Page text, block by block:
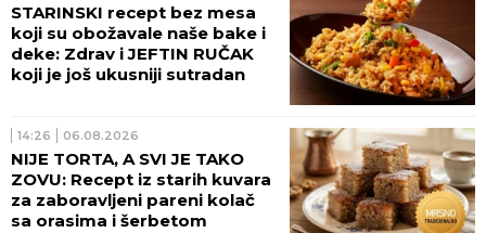
STARINSKI recept bez mesa
koji su obožavale naše bake i
deke: Zdrav i JEFTIN RUČAK
koji je još ukusniji sutradan
14:26 06.08.2026
NIJE TORTA, A SVI JE TAKO
ZOVU: Recept iz starih kuvara
za zaboravljeni pareni kolač
sa orasima i šerbetom